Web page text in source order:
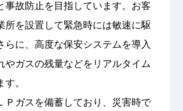
事故防止を目指しています。お客
所を設置して緊急時には敏速に駆
らに、高度な保安システムを導入
やガスの残量などをリアルタイム
。
Ｐガスを備蓄しており、災害時で